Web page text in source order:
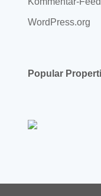
WordPress.org
Popular